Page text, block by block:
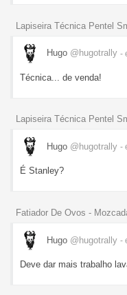
Lapiseira Técnica Pentel
Hugo @hugotrally -
Técnica... de venda!
Lapiseira Técnica Pentel
Hugo @hugotrally -
É Stanley?
Fatiador De Ovos -
Hugo @hugotrally -
Deve dar mais trabalho